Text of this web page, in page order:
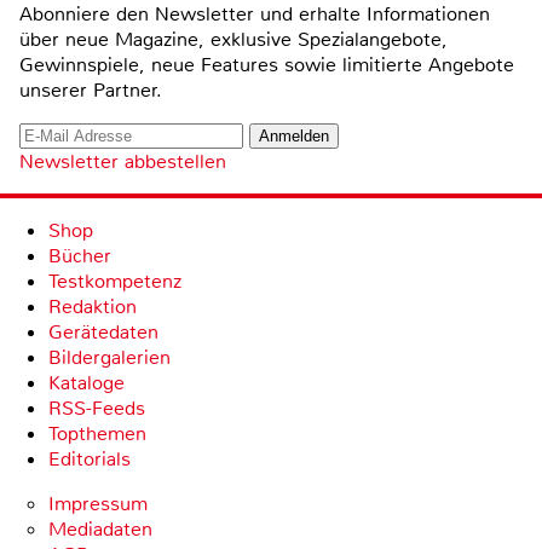
Abonniere den Newsletter und erhalte Informationen
über neue Magazine, exklusive Spezialangebote,
Gewinnspiele, neue Features sowie limitierte Angebote
unserer Partner.
Newsletter abbestellen
Shop
Bücher
Testkompetenz
Redaktion
Gerätedaten
Bildergalerien
Kataloge
RSS-Feeds
Topthemen
Editorials
Impressum
Mediadaten